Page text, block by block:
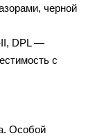
черной
II, DPL —
с
Особой